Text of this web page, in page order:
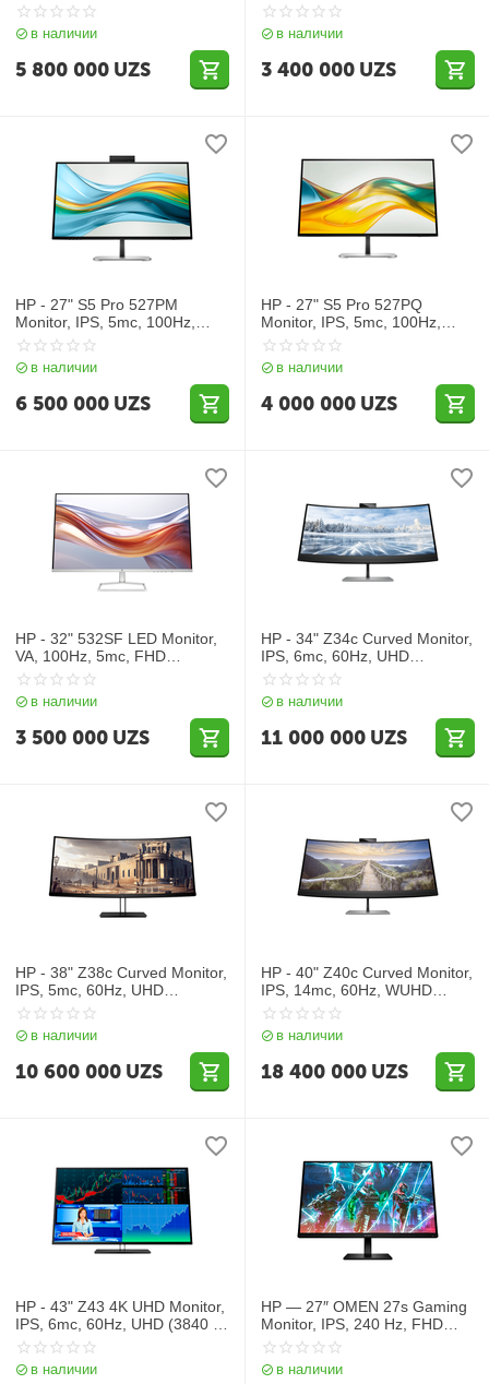
5mc, UHD (3840x2160), Silver
в наличии
5 800 000 UZS
(2560x1440),
DisplayPort+HDMI, Silver
Black
в наличии
3 400 000 UZS
HP - 27" S5 Pro 527PM
Monitor, IPS, 5mc, 100Hz,
QHD (2560x1440),
HDMI+DP,USB-C, Black
в наличии
6 500 000 UZS
HP - 27" S5 Pro 527PQ
Monitor, IPS, 5mc, 100Hz,
QHD (2560x1440), HDMI+DP,
Black
в наличии
4 000 000 UZS
HP - 32" 532SF LED Monitor,
VA, 100Hz, 5mc, FHD
(1920x1080), HDMI, VGA,
Black
в наличии
3 500 000 UZS
HP - 34" Z34c Curved Monitor,
IPS, 6mc, 60Hz, UHD
(3840x2160), HDMI,
DisplayPort, TypeC, Silver
в наличии
11 000 000 UZS
HP - 38" Z38c Curved Monitor,
IPS, 5mc, 60Hz, UHD
(3840x2160), HDMI,
DisplayPort, TypeC, Silver
в наличии
10 600 000 UZS
HP - 40" Z40c Curved Monitor,
IPS, 14mc, 60Hz, WUHD
(3840x2160), HDMI,
DisplayPort, TypeC, Silver
в наличии
18 400 000 UZS
HP - 43" Z43 4K UHD Monitor,
IPS, 6mc, 60Hz, UHD (3840 x
2160), HDMI, DisplayPort,
TypeC, Silver
в наличии
HP — 27″ OMEN 27s Gaming
Monitor, IPS, 240 Hz, FHD
(1920 x 1080),HDMI; Audio;
USB hub; DisplayPort
в наличии